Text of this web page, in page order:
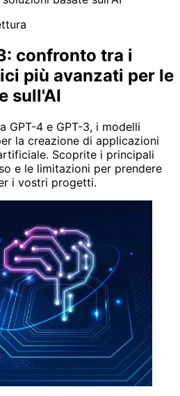
confronto tra i
più avanzati per le
sull'AI
GPT-4 e GPT-3, i modelli
la creazione di applicazioni
Scoprite i principali
e le limitazioni per prendere
i vostri progetti.